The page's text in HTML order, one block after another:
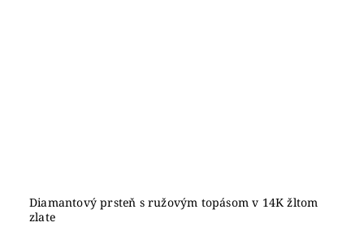
Diamantový prsteň s ružovým topásom v 14K žltom
zlate